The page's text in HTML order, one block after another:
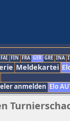
FAI FIN FRA GER GRE INA
Meldekartei
anmelden Elo